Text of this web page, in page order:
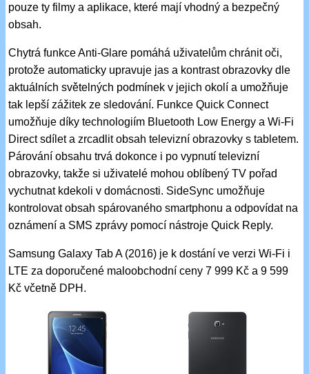
pouze ty filmy a aplikace, které mají vhodný a bezpečný
obsah.
Chytrá funkce Anti-Glare pomáhá uživatelům chránit oči,
protože automaticky upravuje jas a kontrast obrazovky dle
aktuálních světelných podmínek v jejich okolí a umožňuje
tak lepší zážitek ze sledování. Funkce Quick Connect
umožňuje díky technologiím Bluetooth Low Energy a Wi-Fi
Direct sdílet a zrcadlit obsah televizní obrazovky s tabletem.
Párování obsahu trvá dokonce i po vypnutí televizní
obrazovky, takže si uživatelé mohou oblíbený TV pořad
vychutnat kdekoli v domácnosti. SideSync umožňuje
kontrolovat obsah spárovaného smartphonu a odpovídat na
oznámení a SMS zprávy pomocí nástroje Quick Reply.
Samsung Galaxy Tab A (2016) je k dostání ve verzi Wi-Fi i
LTE za doporučené maloobchodní ceny 7 999 Kč a 9 599
Kč včetně DPH.